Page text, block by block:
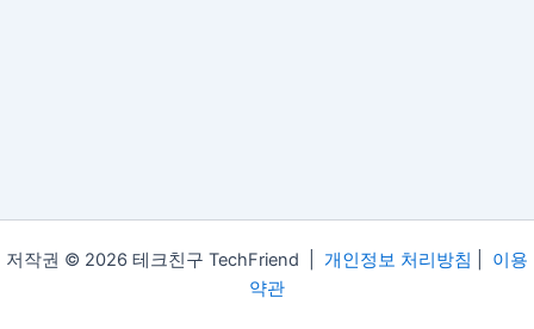
저작권 © 2026 테크친구 TechFriend | 개인정보 처리방침
이용
약관